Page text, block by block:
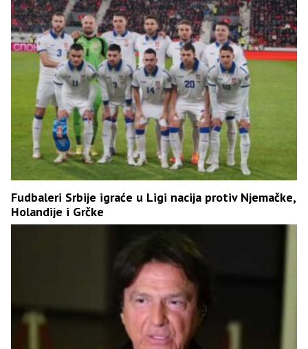
Fudbaleri Srbije igraće u Ligi nacija protiv Njemačke,
Holandije i Grčke